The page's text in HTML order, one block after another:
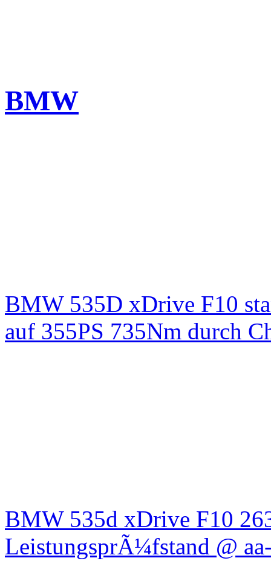
BMW
BMW 535D xDrive F10
auf 355PS 735Nm durch
BMW 535d xDrive F10
LeistungsprÃ¼fstand @